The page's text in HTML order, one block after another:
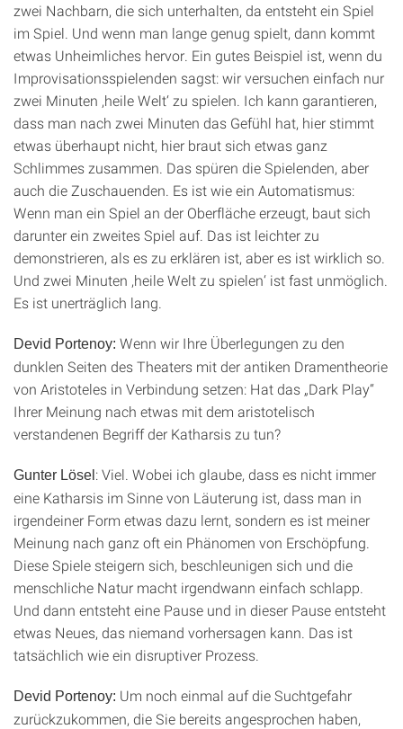
zwei Nachbarn, die sich unterhalten, da entsteht ein Spiel
im Spiel. Und wenn man lange genug spielt, dann kommt
etwas Unheimliches hervor. Ein gutes Beispiel ist, wenn du
Improvisationsspielenden sagst: wir versuchen einfach nur
zwei Minuten ,heile Welt‘ zu spielen. Ich kann garantieren,
dass man nach zwei Minuten das Gefühl hat, hier stimmt
etwas überhaupt nicht, hier braut sich etwas ganz
Schlimmes zusammen. Das spüren die Spielenden, aber
auch die Zuschauenden. Es ist wie ein Automatismus:
Wenn man ein Spiel an der Oberfläche erzeugt, baut sich
darunter ein zweites Spiel auf. Das ist leichter zu
demonstrieren, als es zu erklären ist, aber es ist wirklich so.
Und zwei Minuten ,heile Welt zu spielen‘ ist fast unmöglich.
Es ist unerträglich lang.
Devid Portenoy: Wenn wir Ihre Überlegungen zu den
dunklen Seiten des Theaters mit der antiken Dramentheorie
von Aristoteles in Verbindung setzen: Hat das „Dark Play“
Ihrer Meinung nach etwas mit dem aristotelisch
verstandenen Begriff der Katharsis zu tun?
Gunter Lösel : Viel. Wobei ich glaube, dass es nicht immer
eine Katharsis im Sinne von Läuterung ist, dass man in
irgendeiner Form etwas dazu lernt, sondern es ist meiner
Meinung nach ganz oft ein Phänomen von Erschöpfung.
Diese Spiele steigern sich, beschleunigen sich und die
menschliche Natur macht irgendwann einfach schlapp.
Und dann entsteht eine Pause und in dieser Pause entsteht
etwas Neues, das niemand vorhersagen kann. Das ist
tatsächlich wie ein disruptiver Prozess.
Devid Portenoy: Um noch einmal auf die Suchtgefahr
zurückzukommen, die Sie bereits angesprochen haben,